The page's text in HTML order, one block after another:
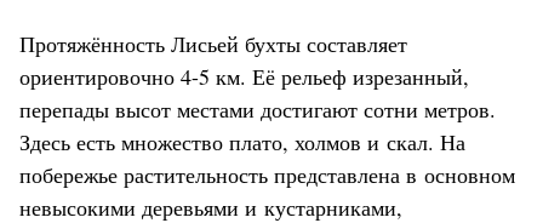
Протяжённость Лисьей бухты составляет
ориентировочно 4-5 км. Её рельеф изрезанный,
перепады высот местами достигают сотни метров.
Здесь есть множество плато, холмов и скал. На
побережье растительность представлена в основном
невысокими деревьями и кустарниками,